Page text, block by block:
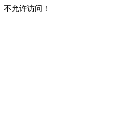
不允许访问！